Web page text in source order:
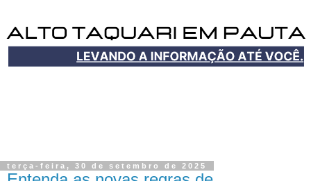
terça-feira, 30 de setembro de 2025